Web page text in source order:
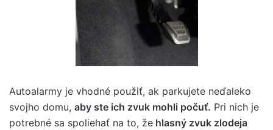
Autoalarmy je vhodné použiť, ak parkujete neďaleko
svojho domu, aby ste ich zvuk mohli počuť. Pri nich je
potrebné sa spoliehať na to, že hlasný zvuk zlodeja